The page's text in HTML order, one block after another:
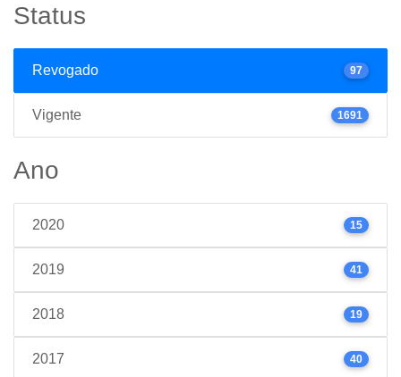
Status
Revogado 97
Vigente 1691
Ano
2020 15
2019 41
2018 19
2017 40